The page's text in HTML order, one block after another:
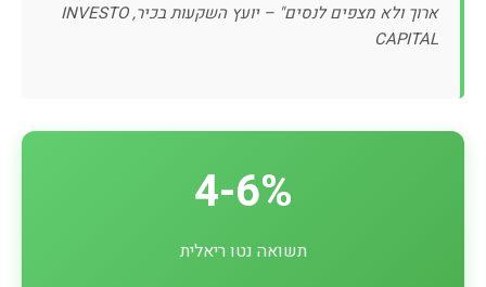
ארוך ולא מצפים לנסים" – יועץ השקעות בכיר, INVESTO
CAPITAL
4-6%
תשואה נטו ריאלית